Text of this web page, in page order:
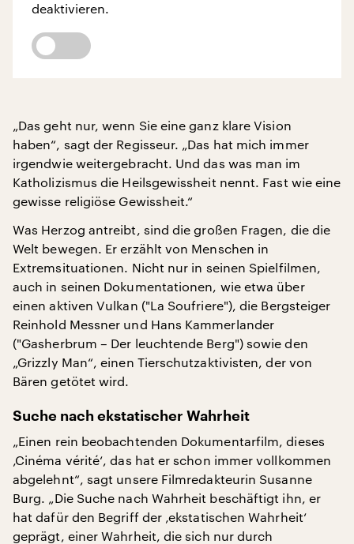
deaktivieren.
„Das geht nur, wenn Sie eine ganz klare Vision
haben“, sagt der Regisseur. „Das hat mich immer
irgendwie weitergebracht. Und das was man im
Katholizismus die Heilsgewissheit nennt. Fast wie eine
gewisse religiöse Gewissheit.“
Was Herzog antreibt, sind die großen Fragen, die die
Welt bewegen. Er erzählt von Menschen in
Extremsituationen. Nicht nur in seinen Spielfilmen,
auch in seinen Dokumentationen, wie etwa über
einen aktiven Vulkan ("La Soufriere"), die Bergsteiger
Reinhold Messner und Hans Kammerlander
("Gasherbrum – Der leuchtende Berg") sowie den
„Grizzly Man“, einen Tierschutzaktivisten, der von
Bären getötet wird.
Suche nach ekstatischer Wahrheit
„Einen rein beobachtenden Dokumentarfilm, dieses
‚Cinéma vérité‘, das hat er schon immer vollkommen
abgelehnt“, sagt unsere Filmredakteurin Susanne
Burg. „Die Suche nach Wahrheit beschäftigt ihn, er
hat dafür den Begriff der ‚ekstatischen Wahrheit‘
geprägt, einer Wahrheit, die sich nur durch